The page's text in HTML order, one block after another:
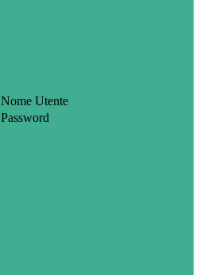
Nome Utente
Password